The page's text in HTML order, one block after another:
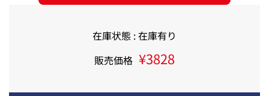
在庫状態 : 在庫有り
販売価格 ¥3828